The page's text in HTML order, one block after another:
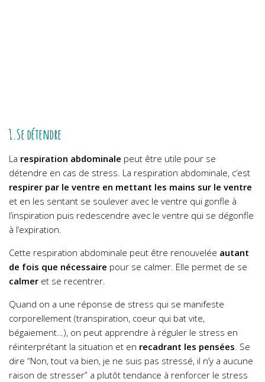
1.Se détendre
La respiration abdominale peut être utile pour se
détendre en cas de stress. La respiration abdominale, c’est
respirer par le ventre en mettant les mains sur le ventre
et en les sentant se soulever avec le ventre qui gonfle à
l’inspiration puis redescendre avec le ventre qui se dégonfle
à l’expiration.
Cette respiration abdominale peut être renouvelée autant
de fois que nécessaire pour se calmer. Elle permet de se
calmer et se recentrer.
Quand on a une réponse de stress qui se manifeste
corporellement (transpiration, coeur qui bat vite,
bégaiement…), on peut apprendre à réguler le stress en
réinterprétant la situation et en recadrant les pensées. Se
dire “Non, tout va bien, je ne suis pas stressé, il n’y a aucune
raison de stresser” a plutôt tendance à renforcer le stress